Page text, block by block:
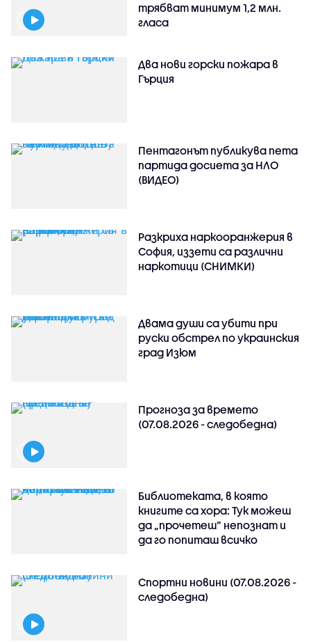
трябват минимум 1,2 млн.
гласа
Два нови горски пожара в
Гърция
Пентагонът публикува пета
партида досиета за НЛО
(ВИДЕО)
Разкриха наркооранжерия в
София, иззети са различни
наркотици (СНИМКИ)
Двама души са убити при
руски обстрeл по украинския
град Изюм
Прогноза за времето
(07.08.2026 - следобедна)
Библиотеката, в която
книгите са хора: Тук можеш
да „прочетеш“ непознат и
да го попиташ всичко
Спортни новини (07.08.2026 -
следобедна)